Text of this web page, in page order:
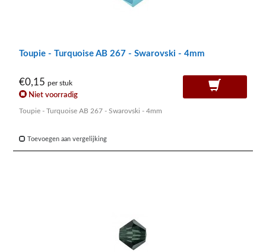
Toupie - Turquoise AB 267 - Swarovski - 4mm
€0,15 per stuk
Niet voorradig
Toupie - Turquoise AB 267 - Swarovski - 4mm
Toevoegen aan vergelijking